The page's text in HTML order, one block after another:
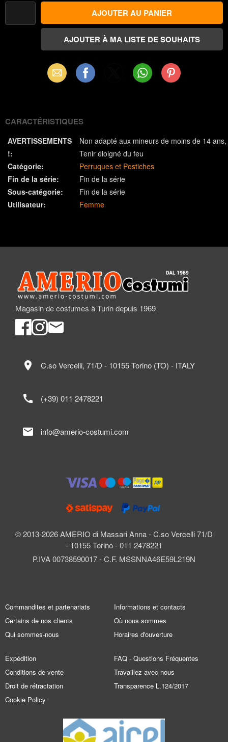
Email Facebook WhatsAppPinterest
CARACTÉRISTIQUES
AVERTISSEMENTS
!:
Non adapté aux mineurs de moins de 14 ans
Tenir éloigné du feu
Catégorie:
Perruques et Postiches
Fin de la série:
Fin de la série
Sous-catégorie:
Fin de la série
Utilisateur:
Femme
Magasin de costumes à Turin depuis 1969
© 2013-2026 AMERIO di Massari Anna - C.so Vercelli 71/D
- 10155 Torino - 011 2478221
P.IVA 00738590017 - C.F. MSSNNA46E59L219N
location_on C.so Vercelli, 71/D - 10155 Torino (TO) - ITALY
call (+39) 011 2478221
mail info@amerio-costumi.com
Commandites et partenariats
Certains de nos clients
Qui sommes-nous
Informations et contacts
Où nous sommes
Horaires d'ouverture
Expédition
Conditions de vente
Droit de rétractation
Cookie Policy
FAQ - Questions Fréquentes
Travaillez avec nous
Transparence L.124/2017